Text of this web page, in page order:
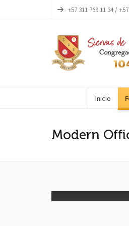
+57 311 769 11 34 /
Inicio
Modern